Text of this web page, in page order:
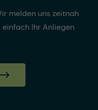
melden uns zeitnah
Ihr Anliegen